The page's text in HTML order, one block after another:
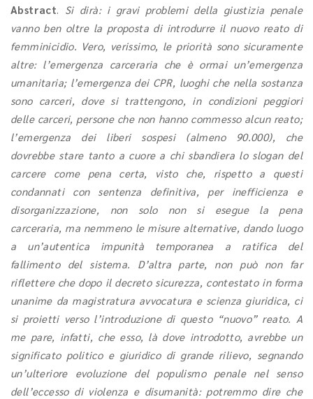
Abstract. Si dirà: i gravi problemi della giustizia penale
vanno ben oltre la proposta di introdurre il nuovo reato di
femminicidio. Vero, verissimo, le priorità sono sicuramente
altre: l’emergenza carceraria che è ormai un’emergenza
umanitaria; l’emergenza dei CPR, luoghi che nella sostanza
sono carceri, dove si trattengono, in condizioni peggiori
delle carceri, persone che non hanno commesso alcun reato;
l’emergenza dei liberi sospesi (almeno 90.000), che
dovrebbe stare tanto a cuore a chi sbandiera lo slogan del
carcere come pena certa, visto che, rispetto a questi
condannati con sentenza definitiva, per inefficienza e
disorganizzazione, non solo non si esegue la pena
carceraria, ma nemmeno le misure alternative, dando luogo
a un’autentica impunità temporanea a ratifica del
fallimento del sistema. D’altra parte, non può non far
riflettere che dopo il decreto sicurezza, contestato in forma
unanime da magistratura avvocatura e scienza giuridica, ci
si proietti verso l’introduzione di questo “nuovo” reato. A
me pare, infatti, che esso, là dove introdotto, avrebbe un
significato politico e giuridico di grande rilievo, segnando
un’ulteriore evoluzione del populismo penale nel senso
dell’eccesso di violenza e disumanità: potremmo dire che